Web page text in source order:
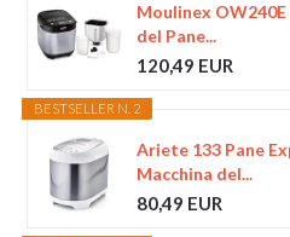
Moulinex
del Pane...
120,49 EUR
BESTSELLER N. 2
Ariete 133 Pane
Macchina del...
80,49 EUR